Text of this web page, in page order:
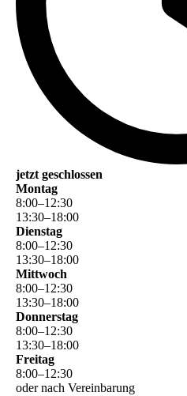
jetzt geschlossen
Montag
8:00–12:30
13:30–18:00
Dienstag
8:00–12:30
13:30–18:00
Mittwoch
8:00–12:30
13:30–18:00
Donnerstag
8:00–12:30
13:30–18:00
Freitag
8:00–12:30
oder nach Vereinbarung